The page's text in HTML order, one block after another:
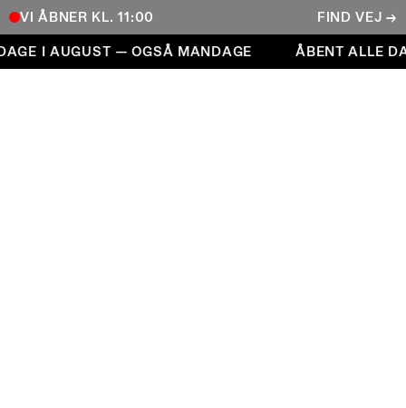
VI ÅBNER KL. 11:00 FIND VEJ →
Åbent alle dage i august — også mandage
I AUGUST — OGSÅ MANDAGE ÅBENT ALLE